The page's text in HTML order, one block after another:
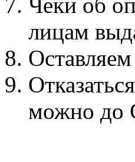
Чеки об
лицам
можно до